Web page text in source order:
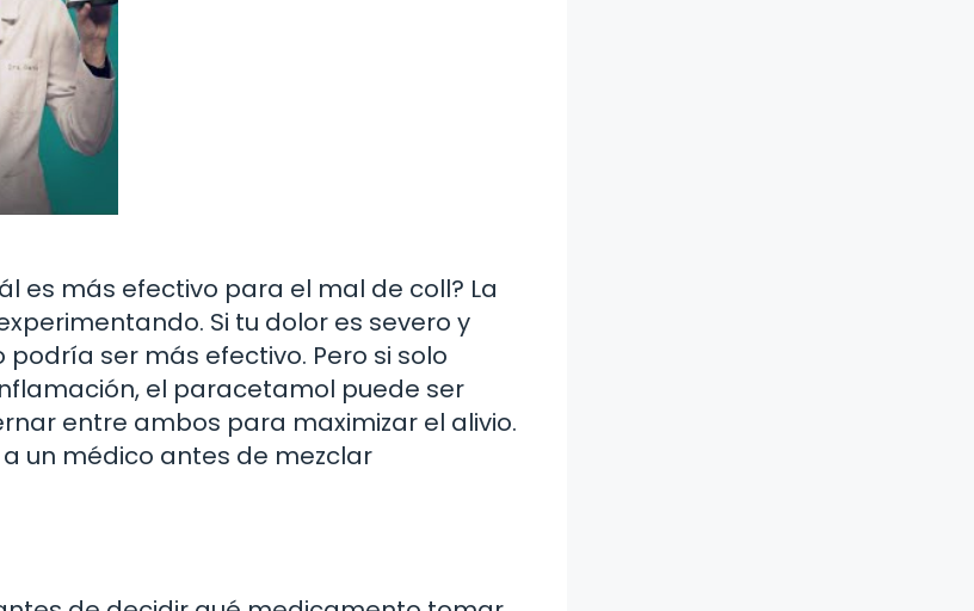
es más efectivo para el mal de coll? La
Si tu dolor es severo y
ser más efectivo. Pero si solo
el paracetamol puede ser
entre ambos para maximizar el alivio.
un médico antes de mezclar